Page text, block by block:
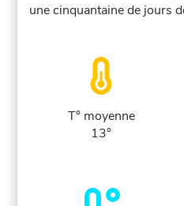
une cinquantaine de jours
T° moyenne
13°